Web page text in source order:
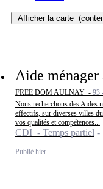
Afficher la carte
Aide
FREE DOM AULNAY - 93
Nous recherchons des Aides
effectifs, sur diverses villes
vos qualités et compétences...
CDI - Temps partiel
Publié hier